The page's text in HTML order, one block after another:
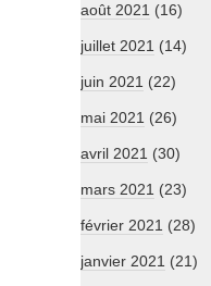
août 2021 (16)
juillet 2021 (14)
juin 2021 (22)
mai 2021 (26)
avril 2021 (30)
mars 2021 (23)
février 2021 (28)
janvier 2021 (21)